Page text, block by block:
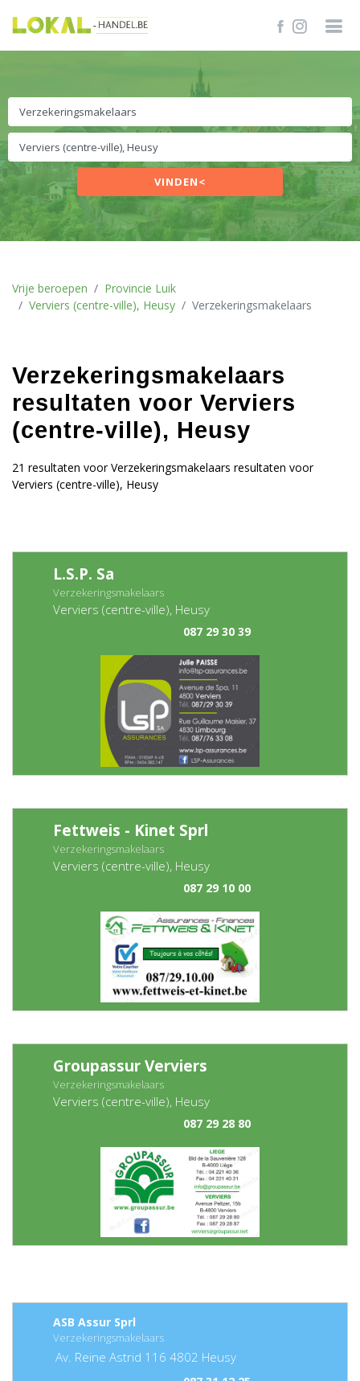
VINDEN<
Vrije beroepen
Provincie Luik
Verviers (centre-ville), Heusy
Verzekeringsmakelaars
Verzekeringsmakelaars
resultaten voor Verviers
(centre-ville), Heusy
21 resultaten voor Verzekeringsmakelaars resultaten voor
Verviers (centre-ville), Heusy
L.S.P. Sa
Verzekeringsmakelaars
Verviers (centre-ville), Heusy
087 29 30 39
Fettweis - Kinet Sprl
Verzekeringsmakelaars
Verviers (centre-ville), Heusy
087 29 10 00
Groupassur Verviers
Verzekeringsmakelaars
Verviers (centre-ville), Heusy
087 29 28 80
ASB Assur Sprl
Verzekeringsmakelaars
Av. Reine Astrid 116 4802 Heusy